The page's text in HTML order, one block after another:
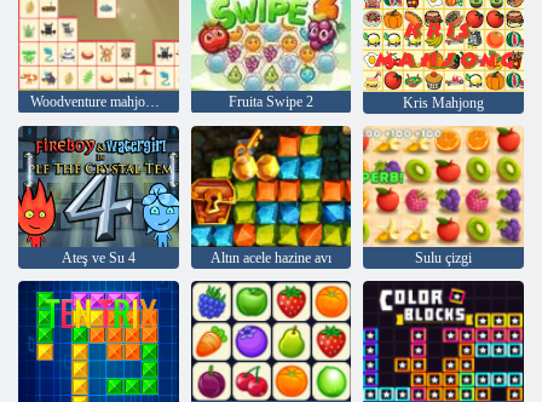
Fruita Swipe 2 Kris Mahjong
Ateş ve Su 4 Altın acele hazine avı Sulu çizgi